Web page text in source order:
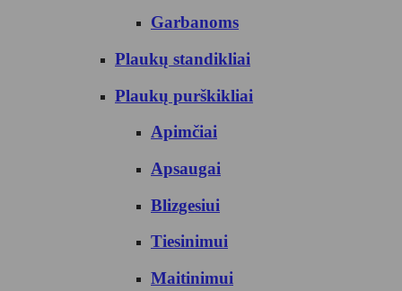
Garbanoms
Plaukų standikliai
Plaukų purškikliai
Apimčiai
Apsaugai
Blizgesiui
Tiesinimui
Maitinimui